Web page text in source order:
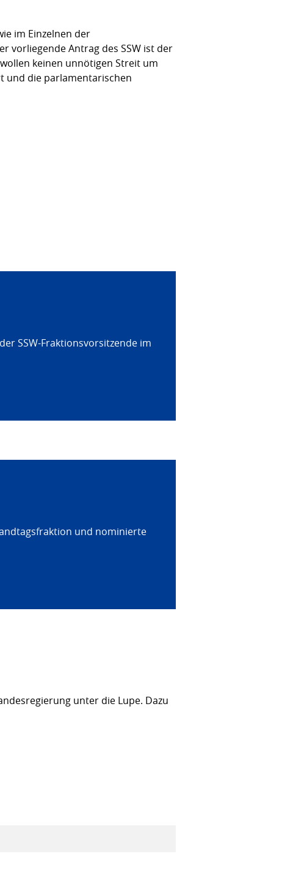
im Einzelnen der
vorliegende Antrag des SSW ist der
keinen unnötigen Streit um
und die parlamentarischen
SSW-Fraktionsvorsitzende im
und nominierte
unter die Lupe. Dazu